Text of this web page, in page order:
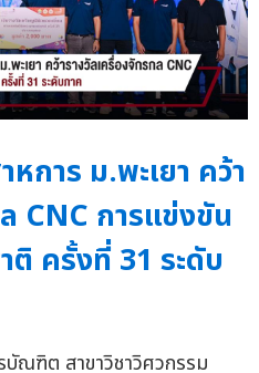
การ ม.พะเยา คว้า
CNC การแข่งขัน
ครั้งที่ 31 ระดับ
ณฑิต สาขาวิชาวิศวกรรม